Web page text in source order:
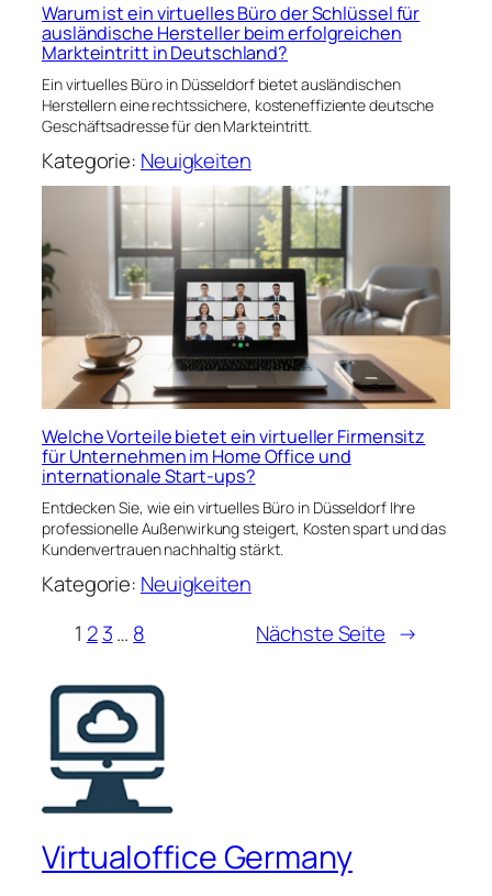
Warum ist ein virtuelles Büro der Schlüssel für
ausländische Hersteller beim erfolgreichen
Markteintritt in Deutschland?
Ein virtuelles Büro in Düsseldorf bietet ausländischen
Herstellern eine rechtssichere, kosteneffiziente deutsche
Geschäftsadresse für den Markteintritt.
Kategorie: Neuigkeiten
Welche Vorteile bietet ein virtueller Firmensitz
für Unternehmen im Home Office und
internationale Start-ups?
Entdecken Sie, wie ein virtuelles Büro in Düsseldorf Ihre
professionelle Außenwirkung steigert, Kosten spart und das
Kundenvertrauen nachhaltig stärkt.
Kategorie: Neuigkeiten
1 2 3… 8 Nächste Seite →
Virtualoffice Germany